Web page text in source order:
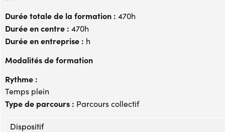
Durée totale de la formation : 470h
Durée en centre : 470h
Durée en entreprise : h
Modalités de formation
Rythme :
Temps plein
Type de parcours : Parcours collectif
Dispositif